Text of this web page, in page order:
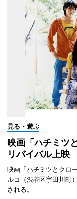
見る・遊ぶ
映画「ハチミツ
リバイバル上映
映画「ハチミツとクロ
ルコ（渋谷区宇田川町
される。